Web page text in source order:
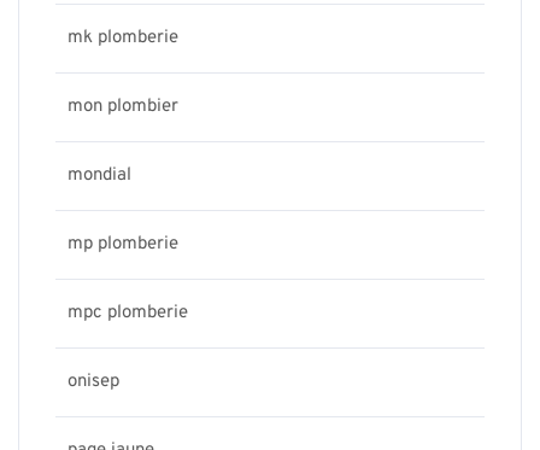
mk plomberie
mon plombier
mondial
mp plomberie
mpc plomberie
onisep